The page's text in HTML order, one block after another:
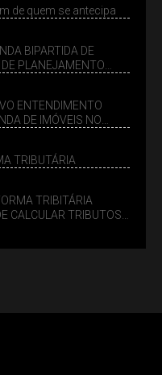
de quem se antecipa
BIPARTIDA DE
PLANEJAMENTO
ENTENDIMENTO
DE IMÓVEIS NO
TRIBUTÁRIA
TRIBITÁRIA
CALCULAR TRIBUTOS